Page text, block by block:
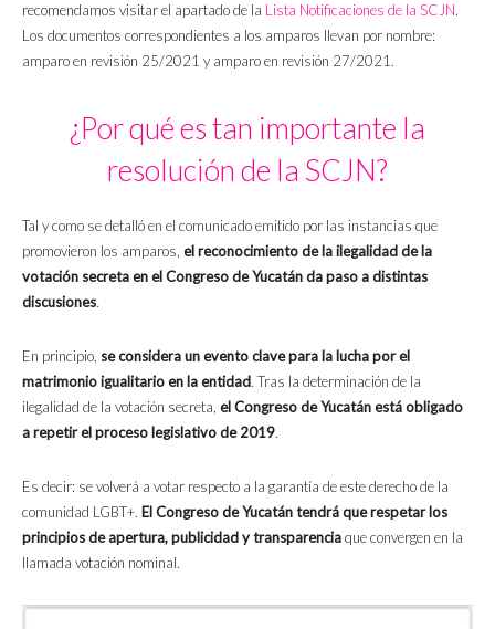
recomendamos visitar el apartado de la Lista Notificaciones de la SCJN.
Los documentos correspondientes a los amparos llevan por nombre:
amparo en revisión 25/2021 y amparo en revisión 27/2021.
¿Por qué es tan importante la
resolución de la SCJN?
Tal y como se detalló en el comunicado emitido por las instancias que
promovieron los amparos, el reconocimiento de la ilegalidad de la
votación secreta en el Congreso de Yucatán da paso a distintas
discusiones.
En principio, se considera un evento clave para la lucha por el
matrimonio igualitario en la entidad. Tras la determinación de la
ilegalidad de la votación secreta, el Congreso de Yucatán está obligado
a repetir el proceso legislativo de 2019.
Es decir: se volverá a votar respecto a la garantía de este derecho de la
comunidad LGBT+. El Congreso de Yucatán tendrá que respetar los
principios de apertura, publicidad y transparenciaque convergen en la
llamada votación nominal.